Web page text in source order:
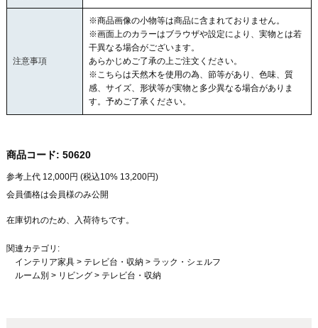
注意事項
※商品画像の小物等は商品に含まれておりません。
※画面上のカラーはブラウザや設定により、実物とは若
干異なる場合がございます。
あらかじめご了承の上ご注文ください。
※こちらは天然木を使用の為、節等があり、色味、質
感、サイズ、形状等が実物と多少異なる場合がありま
す。予めご了承ください。
商品コード: 50620
参考上代 12,000円 (税込10% 13,200円)
会員価格は会員様のみ公開
在庫切れのため、入荷待ちです。
関連カテゴリ:
インテリア家具> テレビ台・収納> ラック・シェルフ
ルーム別 > リビング> テレビ台・収納